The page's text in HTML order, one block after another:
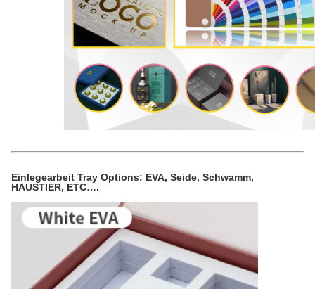
Einlegearbeit Tray Options: EVA, Seide, Schwamm,
HAUSTIER, ETC….